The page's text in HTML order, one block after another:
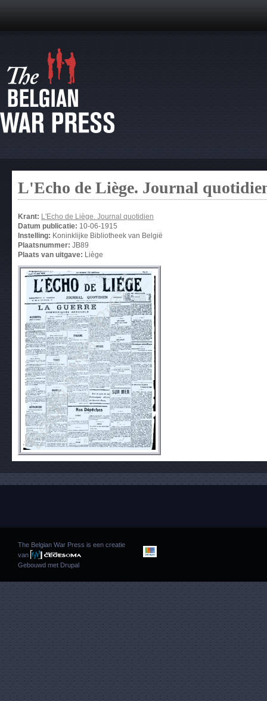
L'Echo de Liège. Journal
Krant: L'Echo de Liège. Journal quotidien
Datum publicatie: 10-06-1915
Instelling: Koninklijke Bibliotheek van België
Plaatsnummer: JB89
Plaats van uitgave: Liège
The Belgian War Press is een creatie
van
Gebouwd met Drupal